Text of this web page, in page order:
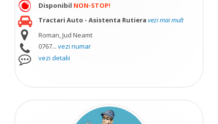
Disponibil NON-STOP!
Tractari Auto - Asistenta Rutiera vezi mai mult
Roman, Jud Neamt
0767... vezi numar
vezi detalii